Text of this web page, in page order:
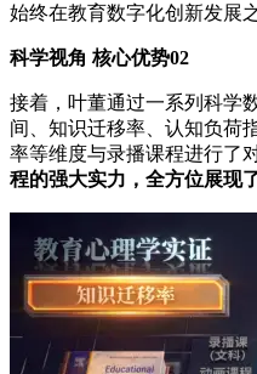
始终在教育数字化创新发展
科学视角 核心优势02
接着，叶董通过一系列科学
间、知识迁移率、认知负荷
率等维度与录播课程进行了
程的强大实力，全方位展现